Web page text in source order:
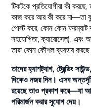
টিকটকে প্রতিযোগীরা কী করছে,
কাজ করে আর কী করে না—তা
পোস্ট করে, কোন কোন ফরম্যাট
সহযোগিতা, ক্যারোসেল), এবং
তারা কোন কৌশল ব্যবহার করছে
তাদের হ্যাশট্যাগ, ট্রেন্ডিং
দিকেও নজর দিন। এসব
রয়েছে তাও প্রকাশ করে—যা
পরিমার্জন করার সুযোগ দেয়।